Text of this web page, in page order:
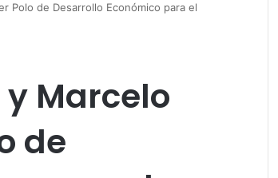
Polo de Desarrollo Económico para el
Marcelo
de